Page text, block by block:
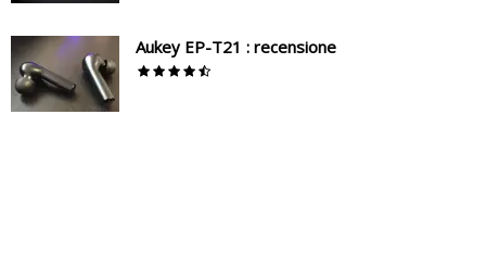
Aukey EP-T21 : recensione